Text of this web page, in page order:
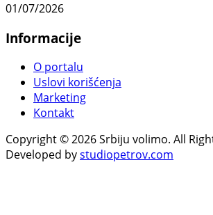
01/07/2026
Informacije
O portalu
Uslovi korišćenja
Marketing
Kontakt
Copyright © 2026 Srbiju volimo. All
Developed bystudiopetrov.com